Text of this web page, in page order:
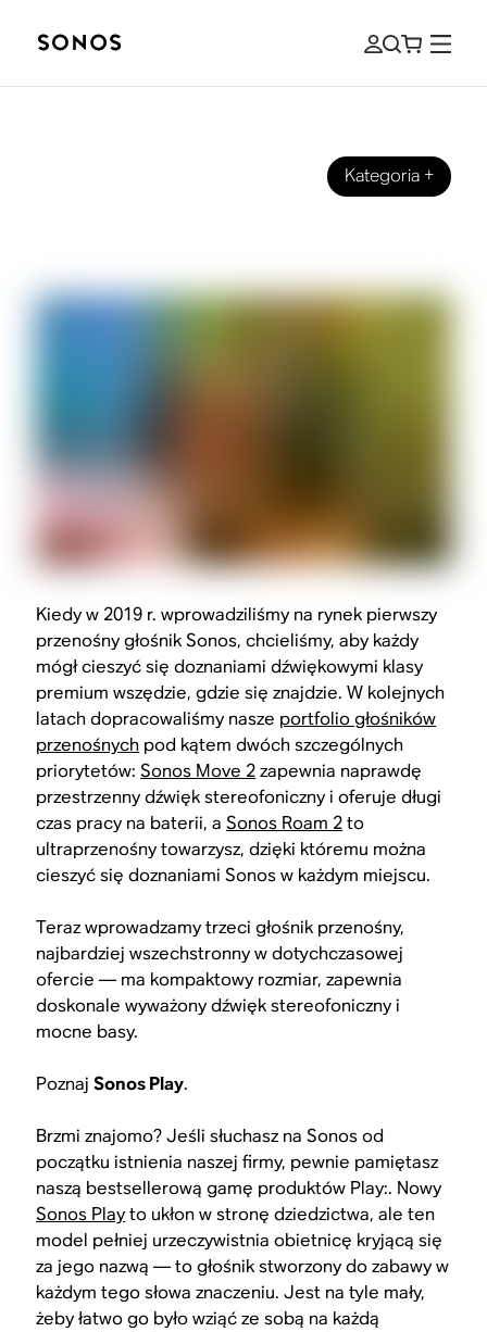
Kategoria+
Kiedy w 2019 r. wprowadziliśmy na rynek pierwszy
przenośny głośnik Sonos, chcieliśmy, aby każdy
mógł cieszyć się doznaniami dźwiękowymi klasy
premium wszędzie, gdzie się znajdzie. W kolejnych
latach dopracowaliśmy nasze portfolio głośników
przenośnych pod kątem dwóch szczególnych
priorytetów:Sonos Move 2zapewnia naprawdę
przestrzenny dźwięk stereofoniczny i oferuje długi
czas pracy na baterii, aSonos Roam 2to
ultraprzenośny towarzysz, dzięki któremu można
cieszyć się doznaniami Sonos w każdym miejscu.
Teraz wprowadzamy trzeci głośnik przenośny,
najbardziej wszechstronny w dotychczasowej
ofercie — ma kompaktowy rozmiar, zapewnia
doskonale wyważony dźwięk stereofoniczny i
mocne basy.
PoznajSonos Play.
Brzmi znajomo? Jeśli słuchasz na Sonos od
początku istnienia naszej firmy, pewnie pamiętasz
naszą bestsellerową gamę produktów Play:. Nowy
Sonos Playto ukłon w stronę dziedzictwa, ale ten
model pełniej urzeczywistnia obietnicę kryjącą się
za jego nazwą — to głośnik stworzony do zabawy w
każdym tego słowa znaczeniu. Jest na tyle mały,
żeby łatwo go było wziąć ze sobą na każdą